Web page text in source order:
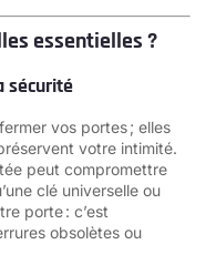
essentielles ?
sécurité
vos portes ; elles
votre intimité.
peut compromettre
clé universelle ou
porte : c’est
obsolètes ou